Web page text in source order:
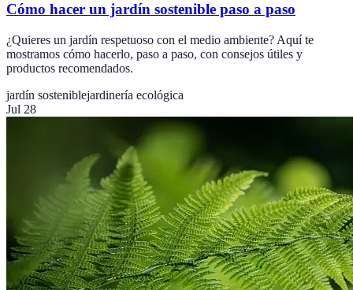
Cómo hacer un jardín sostenible paso a paso
¿Quieres un jardín respetuoso con el medio ambiente? Aquí te
mostramos cómo hacerlo, paso a paso, con consejos útiles y
productos recomendados.
jardín sosteniblejardinería ecológica
Jul 28